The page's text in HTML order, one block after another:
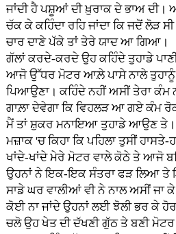
ਜਾਂਦੀ ਹੈ ਪਸ਼ੂਆਂ ਦੀ ਖ਼ੁਰਾਕ ਦੇ ਭਾਅ ਦੀ।
ਚੱਕ ਕੇ ਕਹਿੰਦਾ ਰਹਿ ਜਾਂਦਾ ਕਿ ਜਦੋਂ ਲੋੜ
ਚਾਰ ਦਾਣੇ ਪੱਕੇ ਤਾਂ ਤੇਰੇ ਯਾਦ ਆ ਗਿਆ।
ਗੱਲਾਂ ਕਰਦੇ-ਕਰਦੇ ਉਹ ਕਹਿੰਦੇ ਤੁਹਾਡੇ
ਆਜੋ ਉੱਧਰ ਮੋਟਰ ਆਲ਼ੇ ਪਾਸੇ ਨਾਲੇ ਤੁਹਾਨੂੰ
ਪਿਆਉਣਾ। ਕਹਿੰਦੇ ਨਹੀਂ ਅਸੀਂ ਤੇਰਾ ਕੰਮ
ਗਾਲ਼ਾ ਦੇਵੇਗਾ ਕਿ ਵਿਹਲੜ ਆ ਗਏ ਕੰਮ
ਮੈਂ ਤਾਂ ਸ਼ੁਕਰ ਮਨਾਇਆ ਤੁਹਾਡੇ ਆਉਣ
ਮਜ਼ਾਕ 'ਚ ਕਿਹਾ ਕਿ ਪਹਿਲਾ ਤੁਸੀਂ
ਖਾਂਦੇ-ਖਾਂਦੇ ਮੇਰੇ ਮੋਟਰ ਵਾਲੇ ਕੋਠੇ ਤੇ ਆਜੋ
ਉਹਨਾਂ ਨੇ ਇਕ-ਇਕ ਸੰਤਰਾ ਫੜ ਲਿਆ ਤੇ
ਸਾਡੇ ਘਰ ਵਾਲੀਆਂ ਵੀ ਨੇ ਨਾਲ ਅਸੀਂ ਜਾ
ਕੋਈ ਨਾ ਜਾਂਦੇ ਉਹਨਾਂ ਲਈ ਝੋਲੀ ਭਰ ਕੇ
ਚਲੋ ਉਹ ਖੇਤ ਦੀ ਦੱਖਣੀ ਗੁੱਠ ਤੇ ਬਣੀ